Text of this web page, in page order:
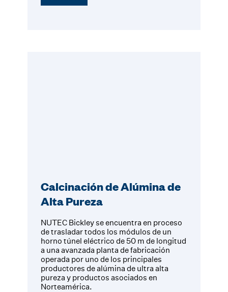
Calcinación de Alúmina de
Alta Pureza
NUTEC Bickley se encuentra en proceso
de trasladar todos los módulos de un
horno túnel eléctrico de 50 m de longitud
a una avanzada planta de fabricación
operada por uno de los principales
productores de alúmina de ultra alta
pureza y productos asociados en
Norteamérica.